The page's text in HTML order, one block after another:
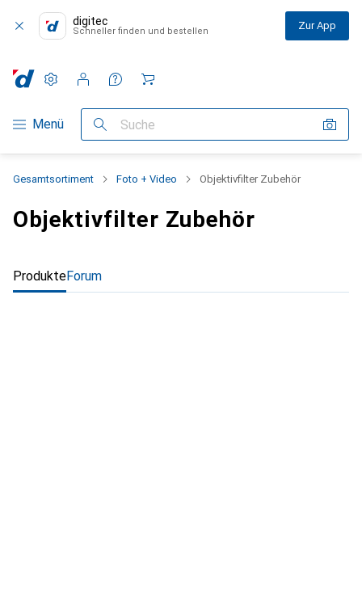
digitec
Schneller finden und bestellen Zur App
Navigation nach Kategorien
Menü Suche
Einstellungen
Kundenkonto
Vergleichslisten
Merklisten
Warenkorb
Gesamtsortiment Foto + Video Objektivfilter Zubehör
Objektivfilter Zubehör
ProdukteForum